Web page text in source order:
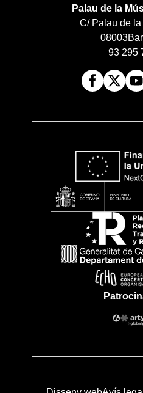
Palau de la
C/ Palau de
08003
93 295